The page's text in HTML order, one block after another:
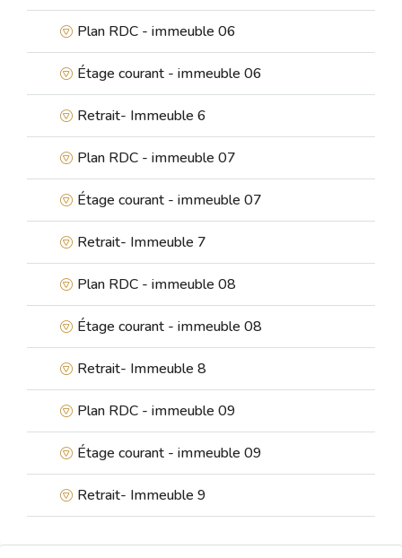
Plan RDC - immeuble 06
Étage courant - immeuble 06
Retrait- Immeuble 6
Plan RDC - immeuble 07
Étage courant - immeuble 07
Retrait- Immeuble 7
Plan RDC - immeuble 08
Étage courant - immeuble 08
Retrait- Immeuble 8
Plan RDC - immeuble 09
Étage courant - immeuble 09
Retrait- Immeuble 9